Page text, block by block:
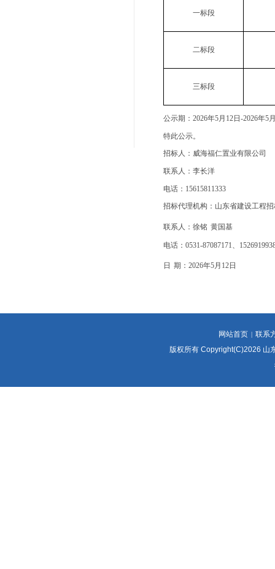
一标段
二标段
三标段
公示期： 2026年5月12日-2026年5
特此公示。
招标人：威海福仁置业有限公司
联系人：李长洋
电话： 15615811333
招标代理机构：山东省建设工程
联系人：徐铭 黄国基
电话： 0531-87087171、
日 期： 2026年5月 12日
网站首页 | 联系
版权所有 Copyright(C)2026 山